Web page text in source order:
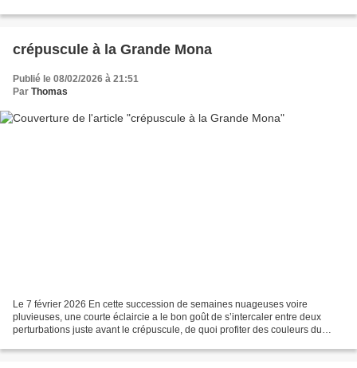
crépuscule à la Grande Mona
Publié le 08/02/2026 à 21:51
Par Thomas
Le 7 février 2026 En cette succession de semaines nuageuses voire
pluvieuses, une courte éclaircie a le bon goût de s’intercaler entre deux
perturbations juste avant le crépuscule, de quoi profiter des couleurs du